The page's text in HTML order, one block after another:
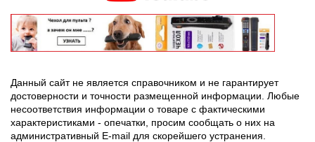
Данный сайт не является справочником и не гарантирует
достоверности и точности размещенной информации. Любые
несоответствия информации о товаре с фактическими
характеристиками - опечатки, просим сообщать о них на
административный E-mail для скорейшего устранения.